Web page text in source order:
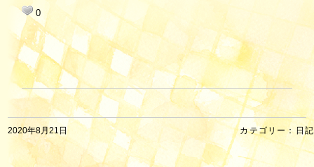
0
カテゴリー： 日記
2020年8月21日